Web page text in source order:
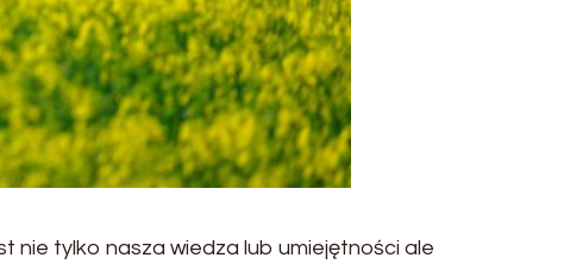
nie tylko nasza wiedza lub umiejętności ale